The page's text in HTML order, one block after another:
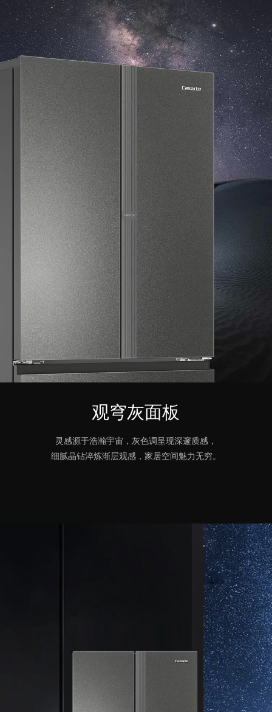
观穹灰面板
灵感源于浩瀚宇宙，灰色调呈现深邃质感，
细腻晶钻淬炼渐层观感，家居空间魅力无穷。